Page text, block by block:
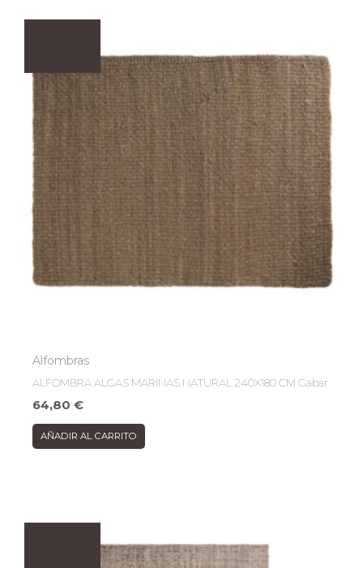
Alfombras
ALFOMBRA ALGAS MARINAS NATURAL 240X180 CM Gabar
64,80 €
AÑADIR AL CARRITO